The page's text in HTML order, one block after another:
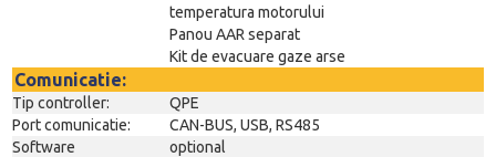
temperatura motorului
Panou AAR separat
Kit de evacuare gaze arse
Comunicatie:
Tip controller:
QPE
Port comunicatie:
CAN-BUS, USB, RS485
Software
optional